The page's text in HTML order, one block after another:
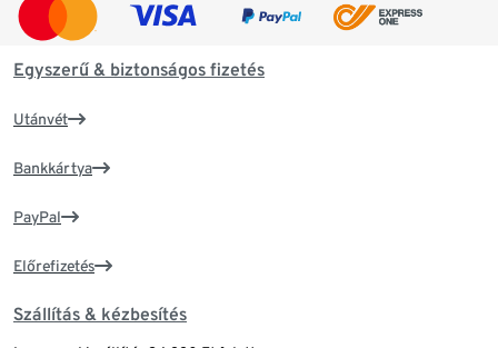
Egyszerű & biztonságos fizetés
Utánvét
Bankkártya
PayPal
Előrefizetés
Szállítás & kézbesítés